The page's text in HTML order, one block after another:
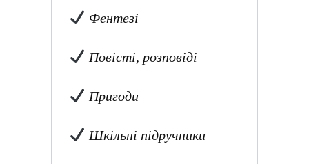
Фентезі
Повісті, розповіді
Пригоди
Шкільні підручники